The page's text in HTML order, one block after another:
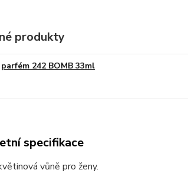
produkty
parfém 242 BOMB 33ml
specifikace
vůně pro ženy.